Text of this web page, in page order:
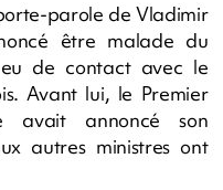
parole de Vladimir
être malade du
de contact avec le
Avant lui, le Premier
avait annoncé son
autres ministres ont